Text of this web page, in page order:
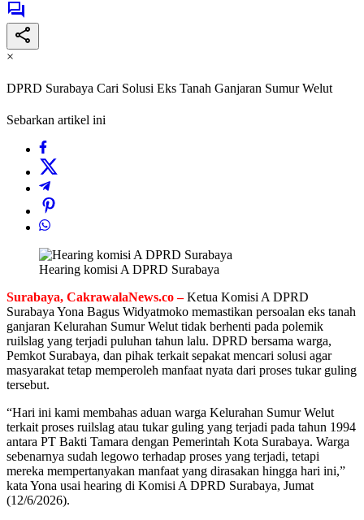
×
DPRD Surabaya Cari Solusi Eks Tanah Ganjaran Sumur Welut
Sebarkan artikel ini
Hearing komisi A DPRD Surabaya
Surabaya, CakrawalaNews.co –Ketua Komisi A DPRD
Surabaya Yona Bagus Widyatmoko memastikan persoalan eks tanah
ganjaran Kelurahan Sumur Welut tidak berhenti pada polemik
ruilslag yang terjadi puluhan tahun lalu. DPRD bersama warga,
Pemkot Surabaya, dan pihak terkait sepakat mencari solusi agar
masyarakat tetap memperoleh manfaat nyata dari proses tukar guling
tersebut.
“Hari ini kami membahas aduan warga Kelurahan Sumur Welut
terkait proses ruilslag atau tukar guling yang terjadi pada tahun 1994
antara PT Bakti Tamara dengan Pemerintah Kota Surabaya. Warga
sebenarnya sudah legowo terhadap proses yang terjadi, tetapi
mereka mempertanyakan manfaat yang dirasakan hingga hari ini,”
kata Yona usai hearing di Komisi A DPRD Surabaya, Jumat
(12/6/2026).